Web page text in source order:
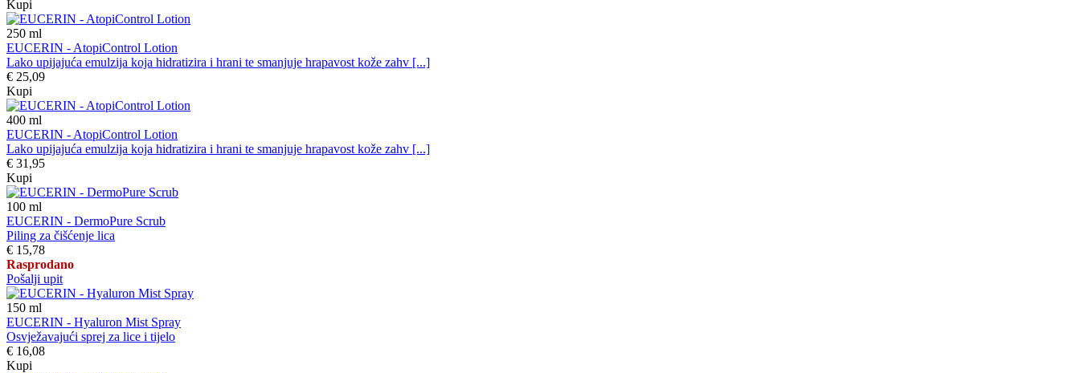
Kupi
250 ml
EUCERIN - AtopiControl Lotion
Lako upijajuća emulzija koja hidratizira i hrani te smanjuje hrapavost kože zahv [...]
€ 25,09
Kupi
400 ml
EUCERIN - AtopiControl Lotion
Lako upijajuća emulzija koja hidratizira i hrani te smanjuje hrapavost kože zahv [...]
€ 31,95
Kupi
100 ml
EUCERIN - DermoPure Scrub
Piling za čišćenje lica
€ 15,78
Rasprodano
Pošalji upit
150 ml
EUCERIN - Hyaluron Mist Spray
Osvježavajući sprej za lice i tijelo
€ 16,08
Kupi